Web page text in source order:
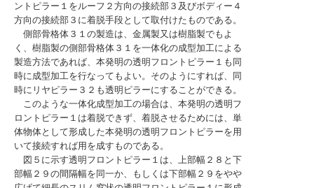
ントピラー１をルーフ２方向の接続部３及びボディー４
方向の接続部３に着脱手段として取付けたものである。
側部骨格体３１の製造は、金属製又は樹脂製でもよ
く、樹脂製の側部骨格体３１を一体化の成型加工による
製造方法であれば、本発明の透明フロントピラー１も同
時に成型加工を行なってもよい。そのようにすれば、同
時にリヤピラー３２も透明ピラーにすることができる。
このような一体化成型加工の場合は、本発明の透明フ
ロントピラー１は着脱できず、着脱させるためには、単
体物体として形成した本発明の透明フロントピラーを用
いて接続すれば用を成すものである。
図５に示す透明フロントピラー１は、上部幅２８と下
部幅２９の間隔幅を同一か、もしくは下部幅２９をやや